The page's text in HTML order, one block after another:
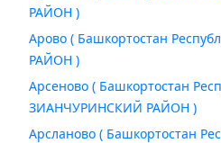
РАЙОН )
Арово ( Башкортостан
РАЙОН )
Арсеново ( Башкортостан
ЗИАНЧУРИНСКИЙ РАЙОН )
Арсланово ( Башкортостан